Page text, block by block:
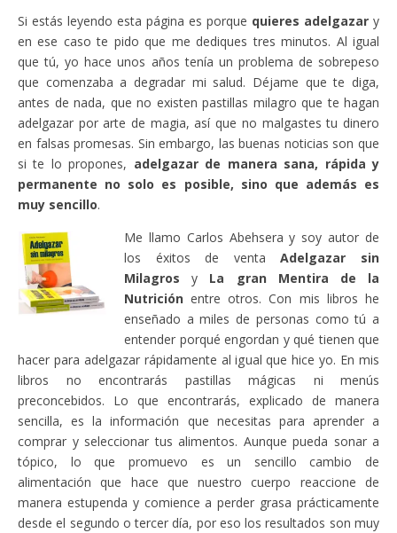
Si estás leyendo esta página es porque quieres adelgazar y
en ese caso te pido que me dediques tres minutos. Al igual
que tú, yo hace unos años tenía un problema de sobrepeso
que comenzaba a degradar mi salud. Déjame que te diga,
antes de nada, que no existen pastillas milagro que te hagan
adelgazar por arte de magia, así que no malgastes tu dinero
en falsas promesas. Sin embargo, las buenas noticias son que
si te lo propones, adelgazar de manera sana, rápida y
permanente no solo es posible, sino que además es
muy sencillo.
Me llamo Carlos Abehsera y soy autor de
los éxitos de ventaAdelgazar sin
Milagros y La gran Mentira de la
Nutrición entre otros. Con mis libros he
enseñado a miles de personas como tú a
entender porqué engordan y qué tienen que
hacer para adelgazar rápidamente al igual que hice yo. En mis
libros no encontrarás pastillas mágicas ni menús
preconcebidos. Lo que encontrarás, explicado de manera
sencilla, es la información que necesitas para aprender a
comprar y seleccionar tus alimentos. Aunque pueda sonar a
tópico, lo que promuevo es un sencillo cambio de
alimentación que hace que nuestro cuerpo reaccione de
manera estupenda y comience a perder grasa prácticamente
desde el segundo o tercer día, por eso los resultados son muy